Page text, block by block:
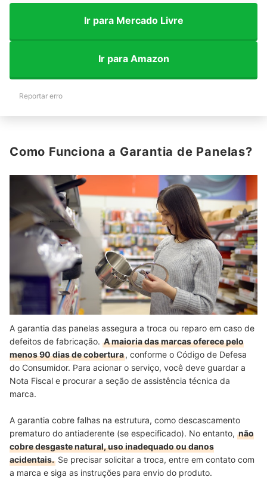
Ir para Mercado Livre
Ir para Amazon
Reportar erro
Como Funciona a Garantia de Panelas?
A garantia das panelas assegura a troca ou reparo em caso de
defeitos de fabricação. A maioria das marcas oferece pelo
menos 90 dias de cobertura, conforme o Código de Defesa
do Consumidor. Para acionar o serviço, você deve guardar a
Nota Fiscal e procurar a seção de assistência técnica da
marca.
A garantia cobre falhas na estrutura, como descascamento
prematuro do antiaderente (se especificado). No entanto, não
cobre desgaste natural, uso inadequado ou danos
acidentais. Se precisar solicitar a troca, entre em contato com
a marca e siga as instruções para envio do produto.